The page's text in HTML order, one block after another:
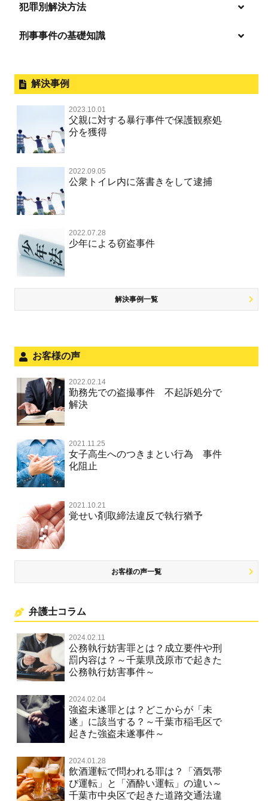
業務妨害
公務執行妨害
淫行・援助交際
公然わいせつ，わいせつ物頒布，淫
行勧誘罪
児童ポルノ・リベンジポルノ
恐喝
危険ドラッグ
危険運転行為等
自転車事故
ネット犯罪
銃刀法違反
風営法・風適法違反
児童虐待・保護責任者遺棄
不正競争防止法
住居侵入等
名誉棄損・侮辱
逮捕の不安や悩み
無実・無罪を証明してほしい
示談で解決してほしい
執行猶予にしてほしい
事件のことを秘密にしたい
被害届・告訴・告発されたら
犯罪別解決方法
事件別－暴力事件
過失致死・過失傷害
器物損壊
脅迫・強要
業務妨害罪
公務執行妨害罪
逮捕・監禁
暴行・傷害
略取・誘拐・人身売買
性犯罪 TOP
淫行・援助交際（児童買春、淫行条例、児童福祉法違反）
不同意性交等罪（旧 強制性交等罪，準強制性交等罪），
監護者性交等罪
不同意わいせつ（旧 強制わいせつ，準強制わいせつ）
公然わいせつ罪，わいせつ物頒布等罪，淫行勧誘罪
児童ポルノ リベンジポルノ
痴漢
盗撮，のぞき行為
事件別－財産犯
財産犯 TOP
横領 背任
窃盗罪
知的財産と刑事事件
恐喝
盗品売買・譲り受け等
事件別－薬物事件
薬物事件 TOP
覚せい剤
危険ドラッグ
大麻
麻薬及び向精神薬
事件別－交通違反・交通事故
交通違反・交通事故 TOP
交通事故 交通違反と刑事事件
自転車事故
人身事故・死亡事故
無免許運転
その他 TOP
児童虐待・保護責任者遺棄
住居侵入等
銃刀法違反
ストーカー事件
不正競争防止法
風営法・風適法違反
文書偽造・偽造文書行使
著作権法違反・商標法違反
放火・失火
名誉棄損罪・侮辱
刑事事件の基礎知識
刑事裁判の概要・手続
公務員の逮捕・刑事事件
控訴・上告
国選弁護士と私選弁護士の違い
司法取引・刑事免責
取調べの注意点
少年事件の手続と特色
少年事件の処分
被害届・告訴・告発の不安や悩み
面会・差し入れ
解決事例
2023.10.01
父親に対する暴行事件で保護観察処
分を獲得
2022.09.05
公衆トイレ内に落書きをして逮捕
2022.07.28
少年による窃盗事件
解決事例一覧
お客様の声
2022.02.14
勤務先での盗撮事件 不起訴処分で
解決
2021.11.25
女子高生へのつきまとい行為 事件
化阻止
2021.10.21
覚せい剤取締法違反で執行猶予
お客様の声一覧
弁護士コラム
2024.02.11
公務執行妨害罪とは？成立要件や刑
罰内容は？～千葉県茂原市で起きた
公務執行妨害事件～
2024.02.04
強盗未遂罪とは？どこからが「未
遂」に該当する？～千葉市稲毛区で
起きた強盗未遂事件～
2024.01.28
飲酒運転で問われる罪は？「酒気帯
び運転」と「酒酔い運転」の違い～
千葉市中央区で起きた道路交通法違